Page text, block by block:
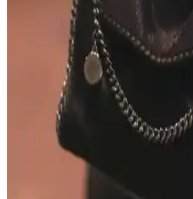
Opus Emiliano'nun Aemilianus
tasarımı ve yüksek işçilik
koleksiyon değeri sunuyor.
Gucci Jackie Çantanın
Deri Kalitesi ve Tasarım
Gucci Jackie çantanın yeni
yumuşak keçi iç derisiyle lüks
uniseks kullanım imkanı